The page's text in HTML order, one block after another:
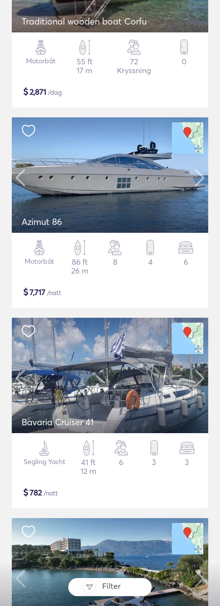
Filter
Traditional wooden boat Corfu
Motorbåt
55 ft
17 m
72
Kryssning
0
$2,871 /dag
Azimut 86
Motorbåt
86 ft
26 m
8 4 6
$7,717 /natt
Bavaria Cruiser 41
Segling Yacht
41 ft
12 m
6 3 3
$782/natt